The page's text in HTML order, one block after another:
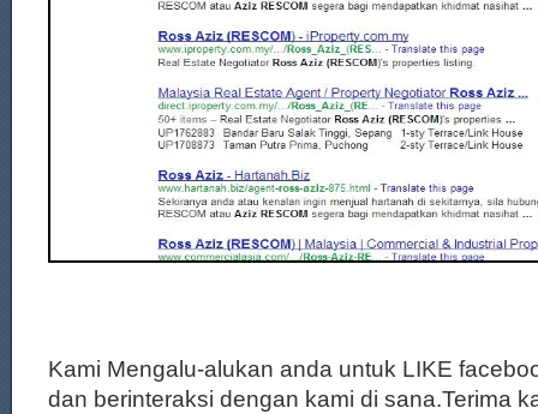
Kami Mengalu-alukan anda untuk LIKE
dan berinteraksi dengan kami di sana.Terima